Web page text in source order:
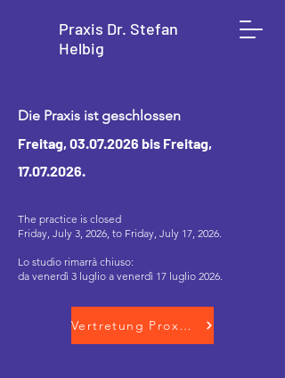
Praxis Dr. Stefan
Helbig
Die Praxis ist geschlossen
Freitag, 03.07.2026 bis Freitag,
17.07.2026.
The practice is closed
Friday, July 3, 2026, to Friday, July 17, 2026.
Lo studio rimarrà chiuso:
da venerdì 3 luglio a venerdì 17 luglio 2026.
Vertretung Proxy Rappresentazione